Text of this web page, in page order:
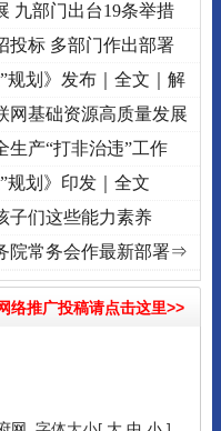
征程丨“转折之城”激荡..
九部门出台19条举措
投标 多部门作出部署
规划》发布｜全文｜解
网基础资源高质量发展
生产“打非治违”工作
规划》印发｜全文
子们这些能力素养
院常务会作最新部署⇒
络推广投稿请点击这里>>